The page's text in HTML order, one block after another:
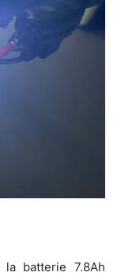
la batterie 7.8Ah